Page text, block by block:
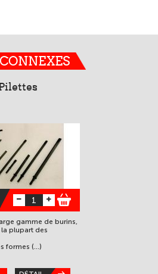
gamme de burins,
plupart des
formes (...)